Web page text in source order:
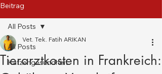
Beitrag
All Posts
Katzengesundheit
All Posts
Tierarztkosten in Frankreich:
Vet. Tek. Fatih ARIKAN